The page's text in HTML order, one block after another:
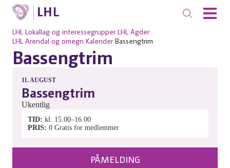
LHL Lokallag og interessegrupper LHL Agder
LHL Arendal og omegn Kalender Bassengtrim
Bassengtrim
11.AUGUST
Bassengtrim
Ukentlig
TID kl. 15.00–16.00
PRIS 0 Gratis for medlemmer
PÅMELDING